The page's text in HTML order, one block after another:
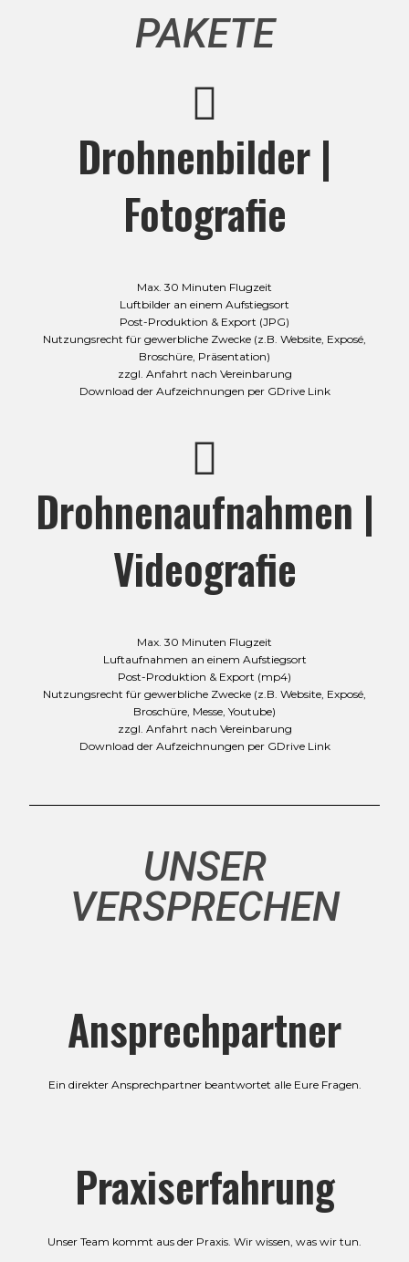
PAKETE
Drohnenbilder |
Fotografie
Max. 30 Minuten Flugzeit
Luftbilder an einem Aufstiegsort
Post-Produktion & Export (JPG)
Nutzungsrecht für gewerbliche Zwecke (z.B. Website, Exposé,
Broschüre, Präsentation)
zzgl. Anfahrt nach Vereinbarung
Download der Aufzeichnungen per GDrive Link
Drohnenaufnahmen |
Videografie
Max. 30 Minuten Flugzeit
Luftaufnahmen an einem Aufstiegsort
Post-Produktion & Export (mp4)
Nutzungsrecht für gewerbliche Zwecke (z.B. Website, Exposé,
Broschüre, Messe, Youtube)
zzgl. Anfahrt nach Vereinbarung
Download der Aufzeichnungen per GDrive Link
UNSER
VERSPRECHEN
Ansprechpartner
Ein direkter Ansprechpartner beantwortet alle Eure Fragen.
Praxiserfahrung
Unser Team kommt aus der Praxis. Wir wissen, was wir tun.